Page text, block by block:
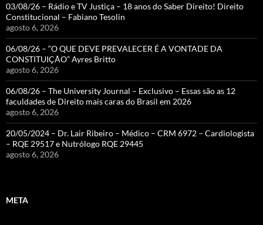
03/08/26 – Rádio e TV Justiça – 18 anos do Saber Direito! Direito
Constitucional – Fabiano Tesolin
agosto 6, 2026
06/08/26 – “O QUE DEVE PREVALECER É A VONTADE DA
CONSTITUIÇÃO” Ayres Britto
agosto 6, 2026
06/08/26 – The University Journal – Exclusivo – Essas são as 12
faculdades de Direito mais caras do Brasil em 2026
agosto 6, 2026
20/05/2024 – Dr. Lair Ribeiro – Médico – CRM 6972 – Cardiologista
– RQE 29517 e Nutrólogo RQE 29445
agosto 6, 2026
META